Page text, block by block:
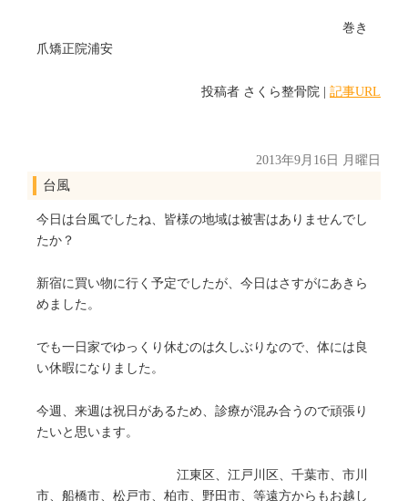
巻き
爪矯正院浦安
投稿者 さくら整骨院 | 記事URL
2013年9月16日 月曜日
台風
今日は台風でしたね、皆様の地域は被害はありませんでし
たか？
新宿に買い物に行く予定でしたが、今日はさすがにあきら
めました。
でも一日家でゆっくり休むのは久しぶりなので、体には良
い休暇になりました。
今週、来週は祝日があるため、診療が混み合うので頑張り
たいと思います。
江東区、江戸川区、千葉市、市川
市、船橋市、松戸市、柏市、野田市、等遠方からもお越し